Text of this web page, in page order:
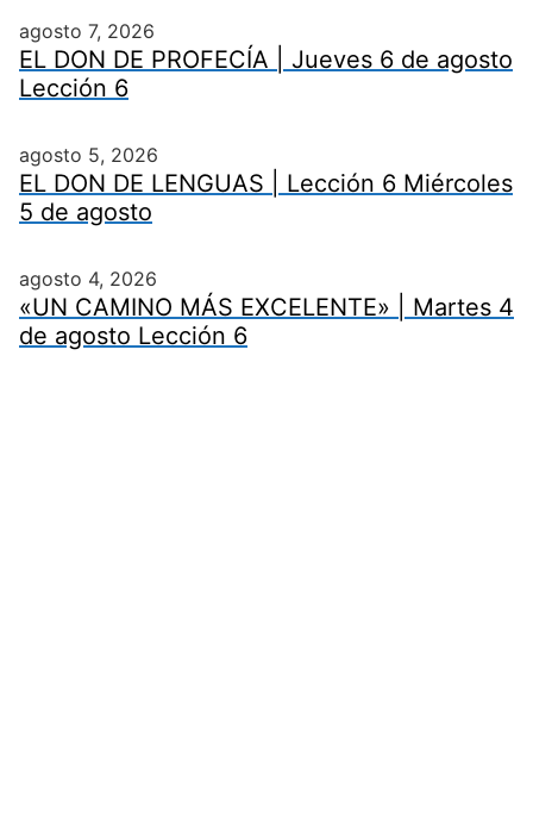
agosto 7, 2026
EL DON DE PROFECÍA | Jueves 6 de agosto
Lección 6
agosto 5, 2026
EL DON DE LENGUAS | Lección 6 Miércoles
5 de agosto
agosto 4, 2026
«UN CAMINO MÁS EXCELENTE» | Martes 4
de agosto Lección 6